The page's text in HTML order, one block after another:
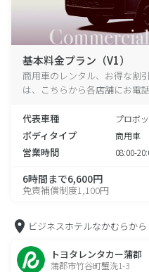
基本料金プラン（V1）
商用車のレンタル、お得な割
は、こちらから各店舗にお電話
代表車種 プロボ
ボディタイプ 商用車
営業時間 08:00-
6時間まで6,600円
免責補償制度1,100円
ビジネスホテルなかむらから
トヨタレンタカー蒲郡
蒲郡市竹谷町蟹洗1-3